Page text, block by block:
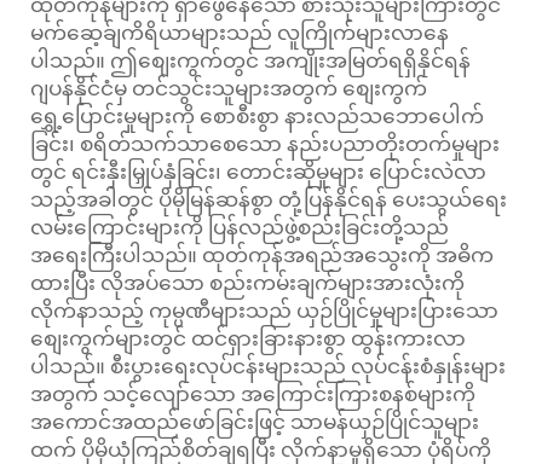
ထုတ်ကုန်များကို ရှာဖွေနေသော စားသုံးသူများကြားတွင်
မက်ဆေ့ခ်ျကိရိယာများသည် လူကြိုက်များလာနေ
ပါသည်။ ဤစျေးကွက်တွင် အကျိုးအမြတ်ရရှိနိုင်ရန်
ဂျပန်နိုင်ငံမှ တင်သွင်းသူများအတွက် စျေးကွက်
ရွှေ့ပြောင်းမှုများကို စောစီးစွာ နားလည်သဘောပေါက်
ခြင်း၊ စရိတ်သက်သာစေသော နည်းပညာတိုးတက်မှုများ
တွင် ရင်းနှီးမြှုပ်နှံခြင်း၊ တောင်းဆိုမှုများ ပြောင်းလဲလာ
သည့်အခါတွင် ပိုမိုမြန်ဆန်စွာ တုံ့ပြန်နိုင်ရန် ပေးသွယ်ရေး
လမ်းကြောင်းများကို ပြန်လည်ဖွဲ့စည်းခြင်းတို့သည်
အရေးကြီးပါသည်။ ထုတ်ကုန်အရည်အသွေးကို အဓိက
ထားပြီး လိုအပ်သော စည်းကမ်းချက်များအားလုံးကို
လိုက်နာသည့် ကုမ္ပဏီများသည် ယှဉ်ပြိုင်မှုများပြားသော
စျေးကွက်များတွင် ထင်ရှားခြားနားစွာ ထွန်းကားလာ
ပါသည်။ စီးပွားရေးလုပ်ငန်းများသည် လုပ်ငန်းစံနှုန်းများ
အတွက် သင့်လျော်သော အကြောင်းကြားစနစ်များကို
အကောင်အထည်ဖော်ခြင်းဖြင့် သာမန်ယှဉ်ပြိုင်သူများ
ထက် ပိုမိုယုံကြည်စိတ်ချရပြီး လိုက်နာမှုရှိသော ပုံရိပ်ကို